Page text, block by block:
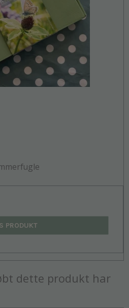
PRODUKT
dette produkt har